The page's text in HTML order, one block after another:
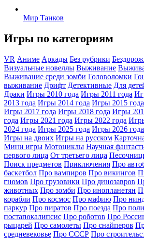
Мир Танков
Игры по категориям
VR Аниме Аркады Без рубрики
Визуальные новеллы Выживание
Выживание среди зомби Головоломки
выживание Дрифт Детективные Для
Драки Игры 2010 года Игры 2011 года
2013 года Игры 2014 года Игры 2015 года
Игры 2017 года Игры 2018 года Игры
года Игры 2021 года Игры 2022 года
2024 года Игры 2025 года Игры 2026 года
Игры на двоих Игры на русском
Мини игры Мотоциклы Научная
первого лица От третьего лица
Поиск предметов Приключения Про
баскетбол Про вампиров Про викингов
гномов Про грузовики Про динозавров
животных Про зомби Про инопланетян
корабли Про космос Про мафию Про
паркур Про пиратов Про поезда Про
постапокалипсис Про роботов Про
рыцарей Про самолеты Про снайперов
средневековье Про СССР Про